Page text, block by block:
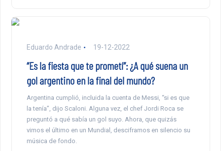
Eduardo Andrade 19-12-2022
“Es la fiesta que te prometí”: ¿A qué suena un
gol argentino en la final del mundo?
Argentina cumplió, incluida la cuenta de Messi, “si es que
la tenía”, dijo Scaloni. Alguna vez, el chef Jordi Roca se
preguntó a qué sabía un gol suyo. Ahora, que quizás
vimos el último en un Mundial, desciframos en silencio su
música de fondo.